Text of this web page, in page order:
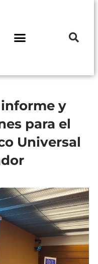
y
para el
Universal